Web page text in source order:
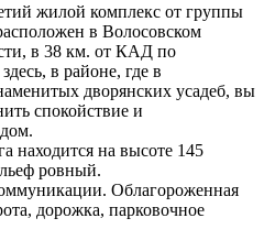
жилой комплекс от группы
в Волосовском
в 38 км. от КАД по
в районе, где в
дворянских усадеб, вы
спокойствие и
находится на высоте 145
ровный.
Облагороженная
дорожка, парковочное